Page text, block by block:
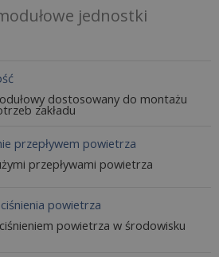
jednostki
dostosowany do montażu
zakładu
przepływem powietrza
przepływami powietrza
powietrza
powietrza w środowisku